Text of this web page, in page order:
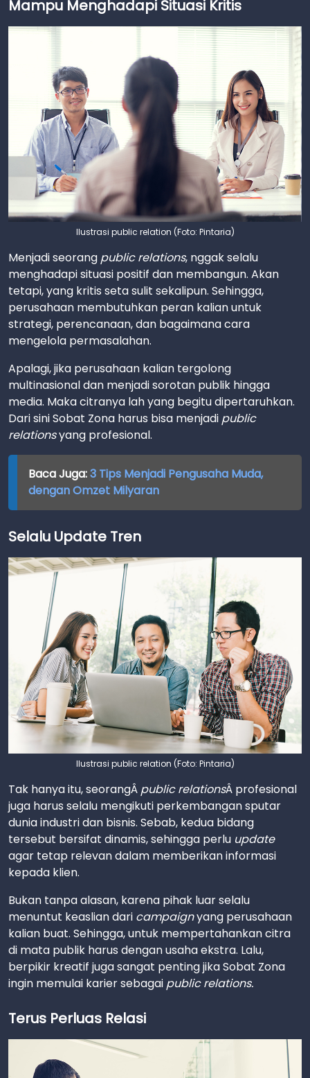
Mampu Menghadapi Situasi Kritis
Ilustrasi public relation (Foto: Pintaria)
Menjadi seorang public relations, nggak selalu
menghadapi situasi positif dan membangun. Akan
tetapi, yang kritis seta sulit sekalipun. Sehingga,
perusahaan membutuhkan peran kalian untuk
strategi, perencanaan, dan bagaimana cara
mengelola permasalahan.
Apalagi, jika perusahaan kalian tergolong
multinasional dan menjadi sorotan publik hingga
media. Maka citranya lah yang begitu dipertaruhkan.
Dari sini Sobat Zona harus bisa menjadi public
relationsyang profesional.
Baca Juga:3 Tips Menjadi Pengusaha Muda,
dengan Omzet Milyaran
Selalu Update Tren
Ilustrasi public relation (Foto: Pintaria)
Tak hanya itu, seorangÂ public relationsÂ profesional
juga harus selalu mengikuti perkembangan sputar
dunia industri dan bisnis. Sebab, kedua bidang
tersebut bersifat dinamis, sehingga perlu update
agar tetap relevan dalam memberikan informasi
kepada klien.
Bukan tanpa alasan, karena pihak luar selalu
menuntut keaslian dari campaignyang perusahaan
kalian buat. Sehingga, untuk mempertahankan citra
di mata publik harus dengan usaha ekstra. Lalu,
berpikir kreatif juga sangat penting jika Sobat Zona
ingin memulai karier sebagai public relations.
Terus Perluas Relasi